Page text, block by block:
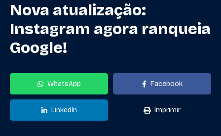
Nova atualização:
Instagram agora ranqueia
Google!
WhatsApp Facebook
LinkedIn Imprimir